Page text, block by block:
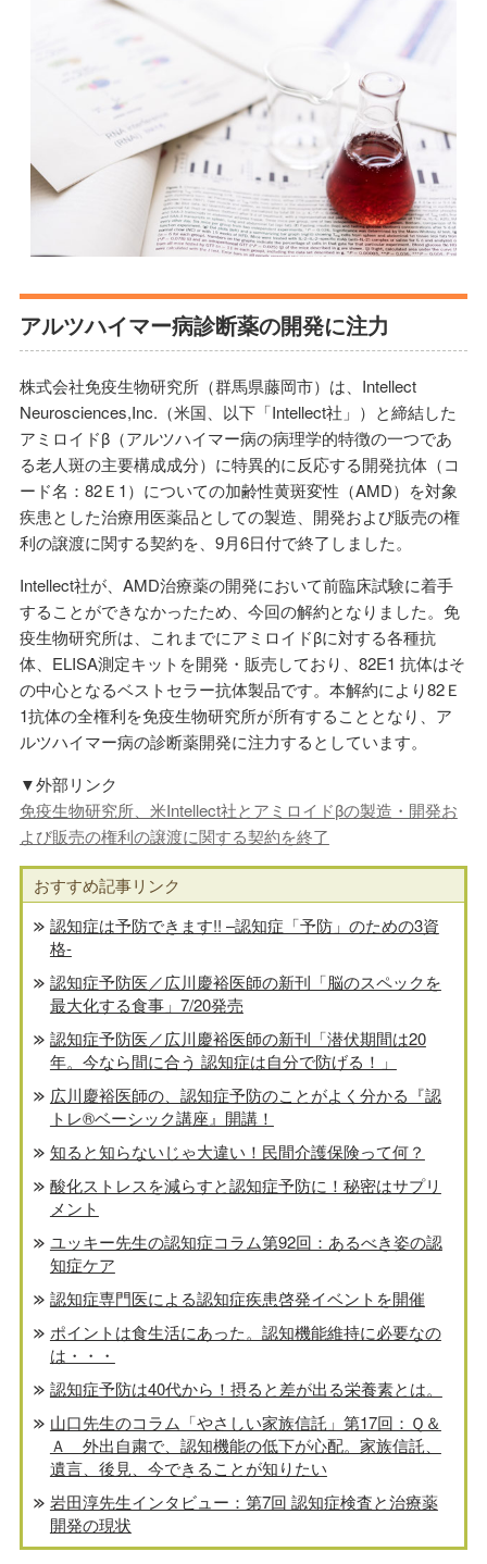
アルツハイマー病診断薬の開発に注力
株式会社免疫生物研究所（群馬県藤岡市）は、Intellect
Neurosciences,Inc.（米国、以下「Intellect社」）と締結した
アミロイドβ（アルツハイマー病の病理学的特徴の一つであ
る老人斑の主要構成成分）に特異的に反応する開発抗体（コ
ード名：82Ｅ1）についての加齢性黄斑変性（AMD）を対象
疾患とした治療用医薬品としての製造、開発および販売の権
利の譲渡に関する契約を、9月6日付で終了しました。
Intellect社が、AMD治療薬の開発において前臨床試験に着手
することができなかったため、今回の解約となりました。免
疫生物研究所は、これまでにアミロイドβに対する各種抗
体、ELISA測定キットを開発・販売しており、82E1 抗体はそ
の中心となるベストセラー抗体製品です。本解約により82Ｅ
1抗体の全権利を免疫生物研究所が所有することとなり、ア
ルツハイマー病の診断薬開発に注力するとしています。
▼外部リンク
免疫生物研究所、米Intellect社とアミロイドβの製造・開発お
よび販売の権利の譲渡に関する契約を終了
おすすめ記事リンク
認知症は予防できます!! –認知症「予防」のための3資
格-
認知症予防医／広川慶裕医師の新刊「脳のスペックを
最大化する食事」7/20発売
認知症予防医／広川慶裕医師の新刊「潜伏期間は20
年。今なら間に合う 認知症は自分で防げる！」
広川慶裕医師の、認知症予防のことがよく分かる『認
トレ®️ベーシック講座』開講！
知ると知らないじゃ大違い！民間介護保険って何？
酸化ストレスを減らすと認知症予防に！秘密はサプリ
メント
ユッキー先生の認知症コラム第92回：あるべき姿の認
知症ケア
認知症専門医による認知症疾患啓発イベントを開催
ポイントは食生活にあった。認知機能維持に必要なの
は・・・
認知症予防は40代から！摂ると差が出る栄養素とは。
山口先生のコラム「やさしい家族信託」第17回：Ｑ＆
Ａ 外出自粛で、認知機能の低下が心配。家族信託、
遺言、後見、今できることが知りたい
岩田淳先生インタビュー：第7回 認知症検査と治療薬
開発の現状